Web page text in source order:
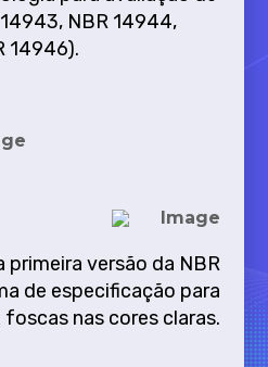
NBR 14944,
14946).
primeira versão da NBR
de especificação para
nas cores claras.